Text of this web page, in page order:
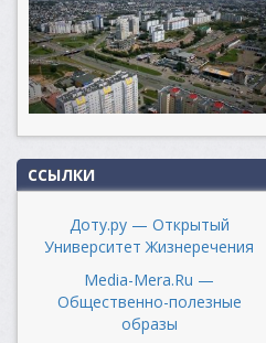
ССЫЛКИ
Доту.ру — Открытый
Университет Жизнеречения
Media-Mera.Ru —
Общественно-полезные
образы